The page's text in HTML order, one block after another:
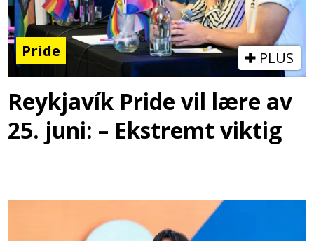
Pride PLUS
Reykjavík Pride vil lære av
25. juni: – Ekstremt viktig